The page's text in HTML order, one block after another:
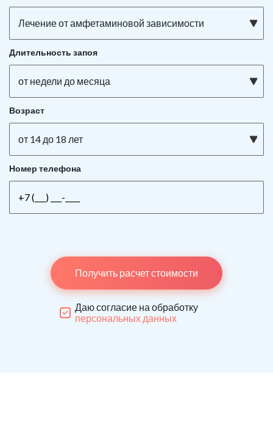
Лечение от амфетаминовой зависимости
Длительность запоя
от недели до месяца
Возраст
от 14 до 18 лет
Номер телефона
Получить расчет стоимости
Даю согласие на обработку
персональных данных